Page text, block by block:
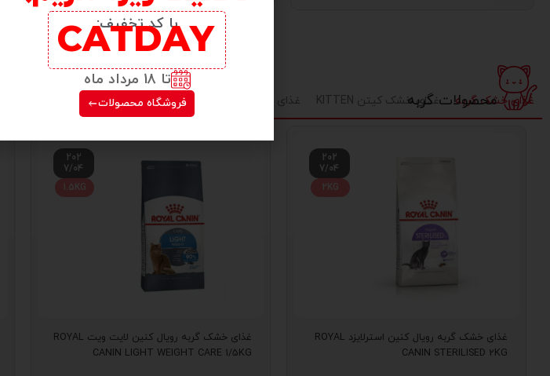
محصولات گربه
غذای خشک گربه غذای خشک کیتن KITTEN غذای پوچ گربه غذای درمانی گربه
202
7/04
2KG
غذای خشک گربه رویال کنین استرلایزد ROYAL
CANIN STERILISED 2KG
202
7/04
1.5KG
غذای خشک گربه رویال کنین لایت ویت ROYAL
CANIN LIGHT WEIGHT CARE 1/5KG
با کد تخفیف: CATDAY
تا 18 مرداد ماه
فروشگاه محصولات